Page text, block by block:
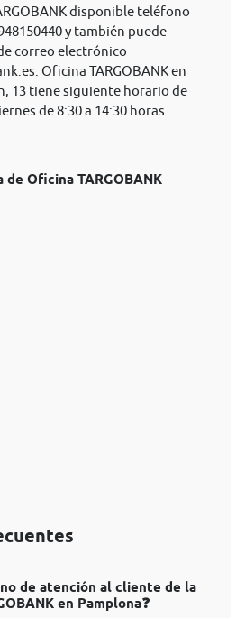
disponible teléfono
y también puede
correo electrónico
. Oficina TARGOBANK en
13 tiene siguiente horario de
de 8:30 a 14:30 horas
de Oficina TARGOBANK
de atención al cliente de la
en Pamplona❓